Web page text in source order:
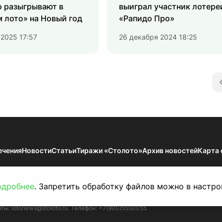
разыгрывают в
лото» на Новый год
17:57
выиграл участник
«Рапидо Про»
26 декабря 2024 18:25
. Запретить обработку файлов можно в
НовостиСтатьиТиражи «Столото»Архив новостейКарта
— Результаты тиражей Всероссийских государственных
в сфере связи, информационных технологий и массовых
д. 43, корп. 3. Публикация результатов тиражей на сайте
lotonews@stoloto.ru.Телефон:+7(900)5550055